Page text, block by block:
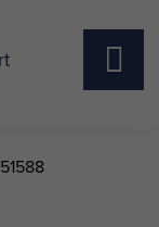
51588